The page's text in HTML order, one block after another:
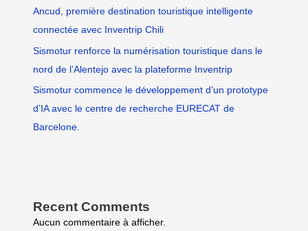
Ancud, première destination touristique intelligente
connectée avec Inventrip Chili
Sismotur renforce la numérisation touristique dans le
nord de l’Alentejo avec la plateforme Inventrip
Sismotur commence le développement d’un prototype
d’IA avec le centre de recherche EURECAT de
Barcelone.
Recent Comments
Aucun commentaire à afficher.